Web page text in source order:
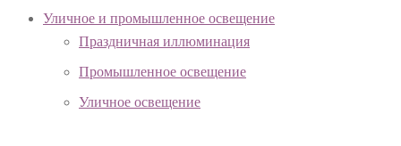
Уличное и промышленное освещение
Праздничная иллюминация
Промышленное освещение
Уличное освещение